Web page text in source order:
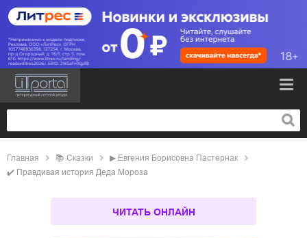
Главная 📚 сказки ▶ Евгения Борисовна Пастернак
✔️ Правдивая история Деда Мороза
ЧИТАТЬ ОНЛАЙН